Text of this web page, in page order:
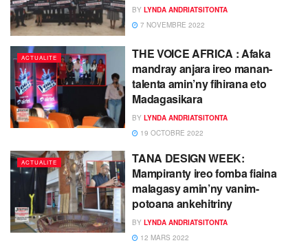
BY LYNDA ANDRIATSITONTA
7 NOVEMBRE 2022
ACTUALITE
THE VOICE AFRICA : Afaka
mandray anjara ireo manan-
talenta amin’ny fihirana eto
Madagasikara
BY LYNDA ANDRIATSITONTA
19 OCTOBRE 2022
ACTUALITE
TANA DESIGN WEEK:
Mampiranty ireo fomba fiaina
malagasy amin’ny vanim-
potoana ankehitriny
BY LYNDA ANDRIATSITONTA
12 MARS 2022